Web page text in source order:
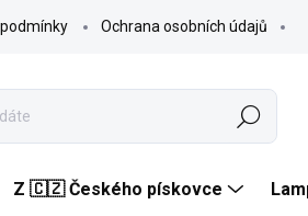
Ochrana osobních údajů
Hledat
Z 🇨🇿 Českého pískovce